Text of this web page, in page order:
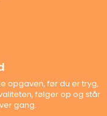
opgaven, før du er tryg,
følger op og står
gang.